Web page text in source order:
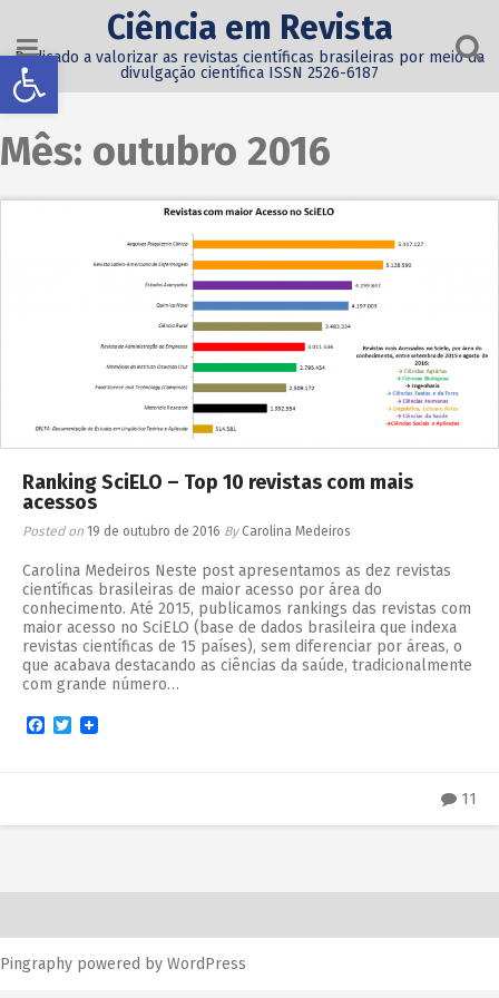
Abrir a barra de ferramentas
Ciência em Revista
Dedicado a valorizar as revistas científicas brasileiras por meio da
divulgação científica ISSN 2526-6187
Mês: outubro 2016
Ranking SciELO – Top 10 revistas com mais
acessos
Posted on 19 de outubro de 2016 ByCarolina Medeiros
Carolina Medeiros Neste post apresentamos as dez revistas
científicas brasileiras de maior acesso por área do
conhecimento. Até 2015, publicamos rankings das revistas com
maior acesso no SciELO (base de dados brasileira que indexa
revistas científicas de 15 países), sem diferenciar por áreas, o
que acabava destacando as ciências da saúde, tradicionalmente
com grande número…
Facebook
Twitter
11
Pingraphy powered by WordPress